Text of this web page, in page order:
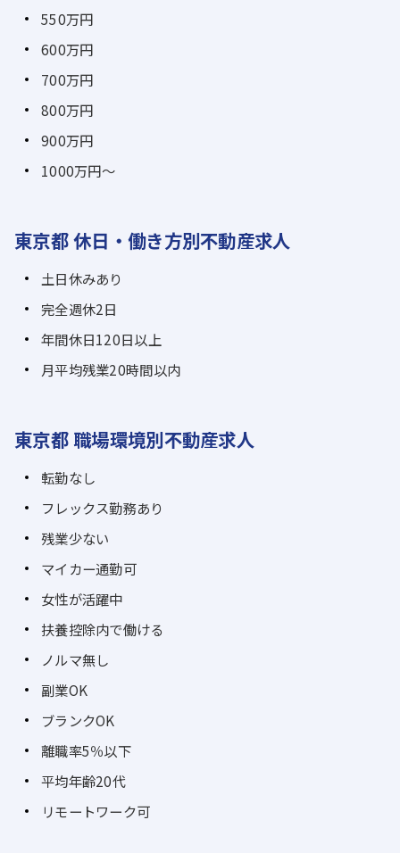
550万円
600万円
700万円
800万円
900万円
1000万円～
東京都 休日・働き方別不動産求人
土日休みあり
完全週休2日
年間休日120日以上
月平均残業20時間以内
東京都 職場環境別不動産求人
転勤なし
フレックス勤務あり
残業少ない
マイカー通勤可
女性が活躍中
扶養控除内で働ける
ノルマ無し
副業OK
ブランクOK
離職率5％以下
平均年齢20代
リモートワーク可